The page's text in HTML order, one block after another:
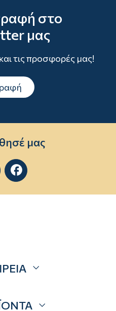
στο
μας
τις προσφορές μας!
μας
